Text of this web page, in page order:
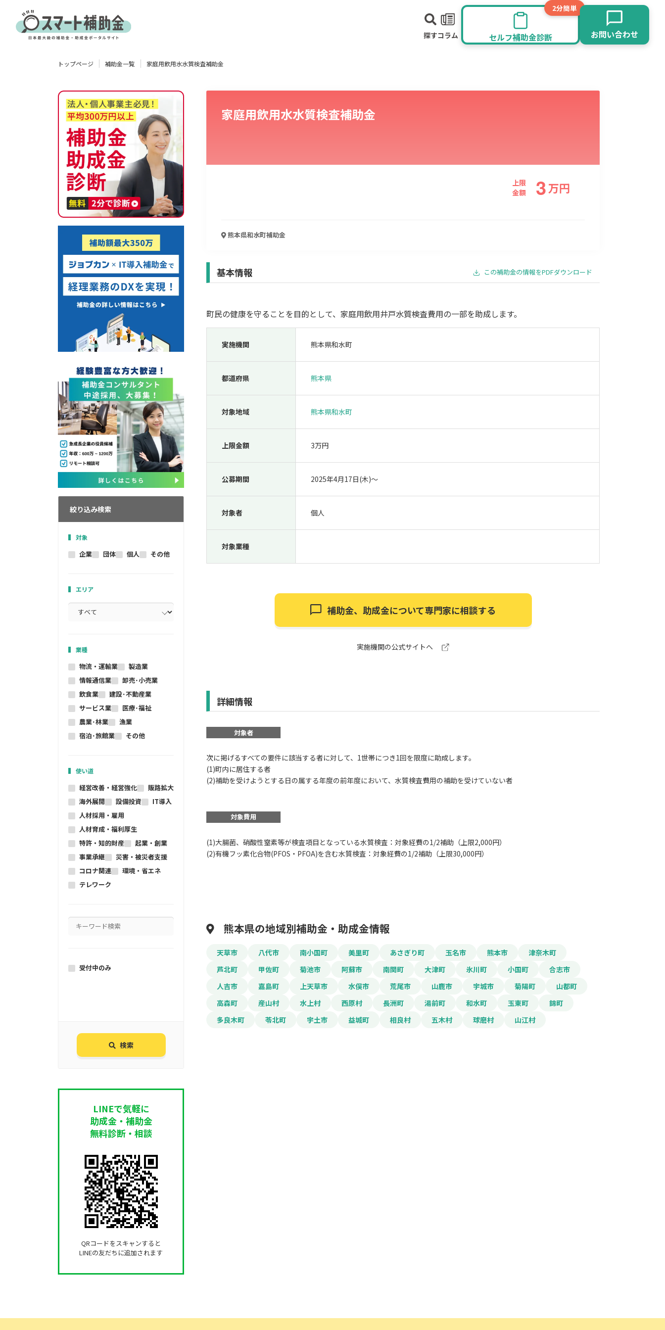
探すコラム
2分簡単
セルフ補助金診断 お問い合わせ
製造業 情報通信業 卸売･小売業
人材採用・雇用
トップページ 補助金一覧 家庭用飲用水水質検査補助金
絞り込み検索
対象
企業 団体 個人 その他
エリア
業種
物流・運輸業
製造業
情報通信業
卸売･小売業
飲食業
建設･不動産業
サービス業
医療･福祉
農業･林業
漁業
宿泊･旅館業
その他
使い道
経営改善・経営強化
販路拡大
海外展開
設備投資
IT導入
人材採用・雇用
人材育成・福利厚生
特許・知的財産
起業・創業
事業承継
災害・被災者支援
コロナ関連
環境・省エネ
テレワーク
受付中のみ
検索
LINEで気軽に
助成金・補助金
無料診断・相談
QRコードをスキャンすると
LINEの友だちに追加されます
家庭用飲用水水質検査補助金
上限
金額
3万円
熊本県和水町補助金
基本情報 この補助金の情報をPDFダウンロード
町民の健康を守ることを目的として、家庭用飲用井戸水質検査費用の一部を助成します。
実施機関 熊本県和水町
都道府県 熊本県
対象地域 熊本県和水町
上限金額 3万円
公募期間 2025年4月17日(木)〜
対象者 個人
対象業種
補助金、助成金について専門家に相談する
実施機関の公式サイトへ
詳細情報
対象者
次に掲げるすべての要件に該当する者に対して、1世帯につき1回を限度に助成します。
(1)町内に居住する者
(2)補助を受けようとする日の属する年度の前年度において、水質検査費用の補助を受けていない者
対象費用
(1)大腸菌、硝酸性窒素等が検査項目となっている水質検査：対象経費の1/2補助（上限2,000円）
(2)有機フッ素化合物(PFOS・PFOA)を含む水質検査：対象経費の1/2補助（上限30,000円）
熊本県の地域別補助金・助成金情報
天草市 八代市 南小国町 美里町 あさぎり町 玉名市 熊本市
津奈木町
芦北町
甲佐町 菊池市 阿蘇市 南関町 大津町 氷川町 小国町
合志市
人吉市
嘉島町 上天草市 水俣市 荒尾市 山鹿市 宇城市 菊陽町
山都町
高森町
産山村 水上村 西原村 長洲町 湯前町 和水町 玉東町
錦町
多良木町
苓北町 宇土市 益城町 相良村 五木村 球磨村 山江村
この補助金の情報をPDFダウンロード
家庭用飲用水水質検査補助金
お名前